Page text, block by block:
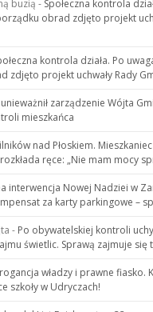
buzią - Społeczna kontrola
obrad zdjęto projekt
kontrola działa. Po
zdjęto projekt uchwały Rady
zarządzenie Wójta
mieszkańca
nad Płoskiem.
ręce: „Nie mam mocy
interwencja Nowej Nadziei w
za karty parkingowe –
- Po obywatelskiej kontroli
świetlic. Sprawą zajmuje się
władzy i prawne fiasko.
szkoły w Udryczach!